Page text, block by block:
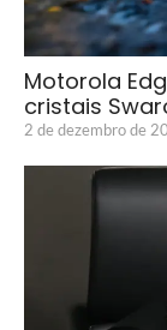
Motorola
cristais
2 de dezembro de